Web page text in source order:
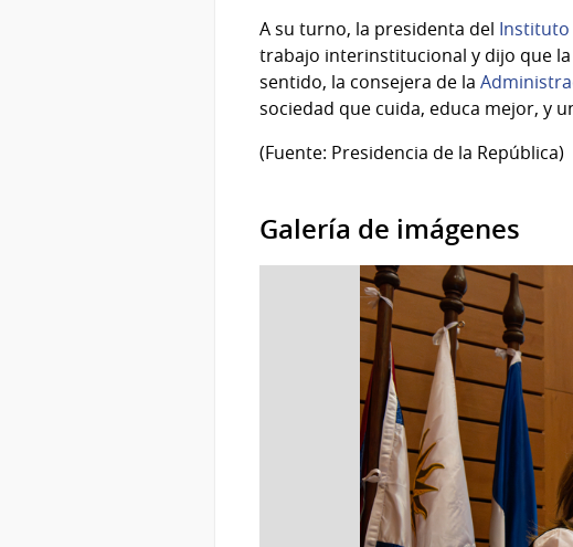
A su turno, la presidenta del Instituto
trabajo interinstitucional y dijo que
sentido, la consejera de la
sociedad que cuida, educa mejor, y
(Fuente: Presidencia de la República)
Galería de imágenes